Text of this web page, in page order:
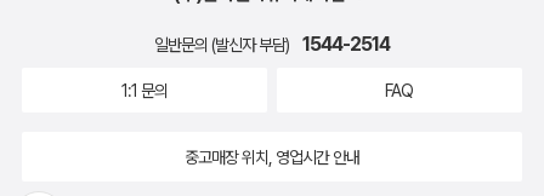
일반문의 (발신자 부담) 1544-2514
1:1 문의 FAQ
중고매장 위치, 영업시간 안내